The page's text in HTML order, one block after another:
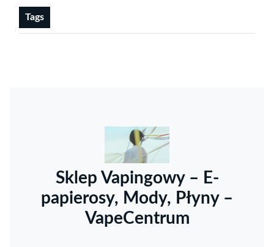
Tags
Sklep Vapingowy – E-
papierosy, Mody, Płyny –
VapeCentrum